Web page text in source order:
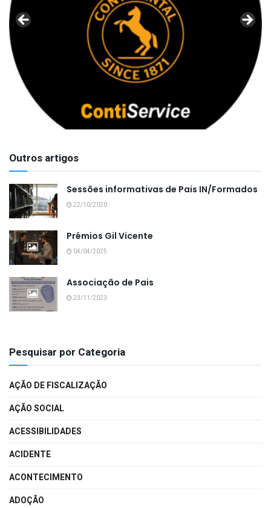
Outros artigos
Sessões informativas de Pais IN/Formados
22/10/2020
Prémios Gil Vicente
04/04/2025
Associação de Pais
23/11/2023
Pesquisar por Categoria
AÇÃO DE FISCALIZAÇÃO
AÇÃO SOCIAL
ACESSIBILIDADES
ACIDENTE
ACONTECIMENTO
ADOÇÃO